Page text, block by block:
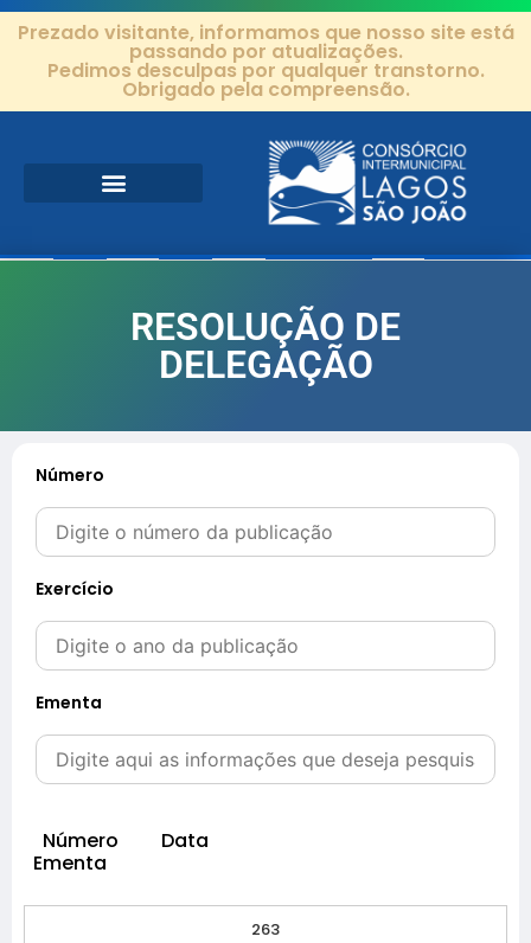
Prezado visitante, informamos que nosso site está
passando por atualizações.
Pedimos desculpas por qualquer transtorno.
Obrigado pela compreensão.
RESOLUÇÃO DE
DELEGAÇÃO
Número
Exercício
Ementa
Número Data
Ementa
263